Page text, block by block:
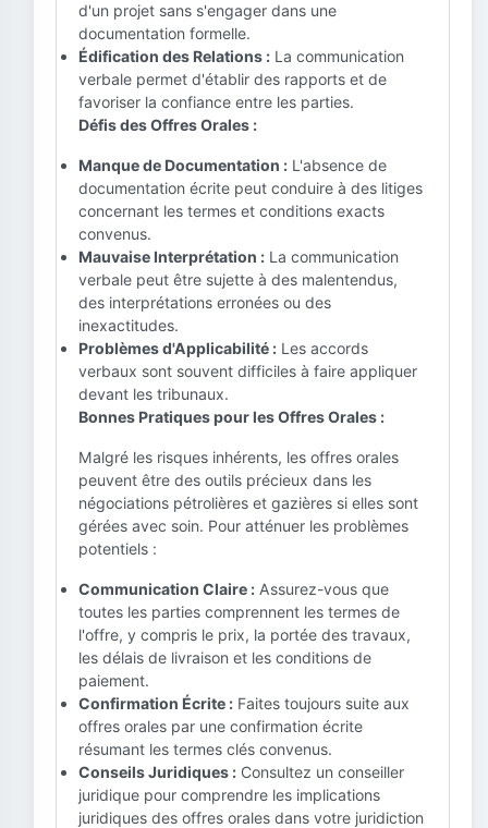
d'un projet sans s'engager dans une
documentation formelle.
Édification des Relations : La communication
verbale permet d'établir des rapports et de
favoriser la confiance entre les parties.
Défis des Offres Orales :
Manque de Documentation : L'absence de
documentation écrite peut conduire à des litiges
concernant les termes et conditions exacts
convenus.
Mauvaise Interprétation : La communication
verbale peut être sujette à des malentendus,
des interprétations erronées ou des
inexactitudes.
Problèmes d'Applicabilité : Les accords
verbaux sont souvent difficiles à faire appliquer
devant les tribunaux.
Bonnes Pratiques pour les Offres Orales :
Malgré les risques inhérents, les offres orales
peuvent être des outils précieux dans les
négociations pétrolières et gazières si elles sont
gérées avec soin. Pour atténuer les problèmes
potentiels :
Communication Claire : Assurez-vous que
toutes les parties comprennent les termes de
l'offre, y compris le prix, la portée des travaux,
les délais de livraison et les conditions de
paiement.
Confirmation Écrite : Faites toujours suite aux
offres orales par une confirmation écrite
résumant les termes clés convenus.
Conseils Juridiques : Consultez un conseiller
juridique pour comprendre les implications
juridiques des offres orales dans votre juridiction